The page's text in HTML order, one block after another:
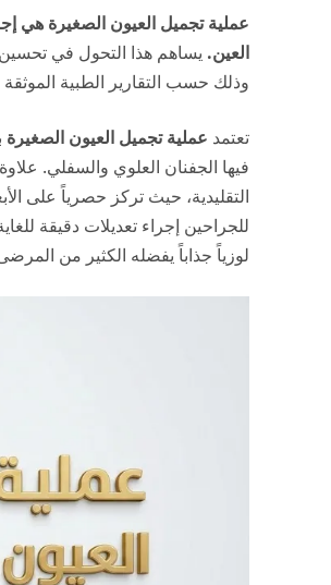
عملية تجميل العيون الصغيرة هي
العين. يساهم هذا التحول في تحسين
وذلك حسب التقارير الطبية
تعتمد عملية تجميل العيون الصغيرة
فيها الجفنان العلوي والسفلي.
التقليدية، حيث تركز حصرياً على
للجراحين إجراء تعديلات دقيقة
لوزياً جذاباً يفضله الكثير من